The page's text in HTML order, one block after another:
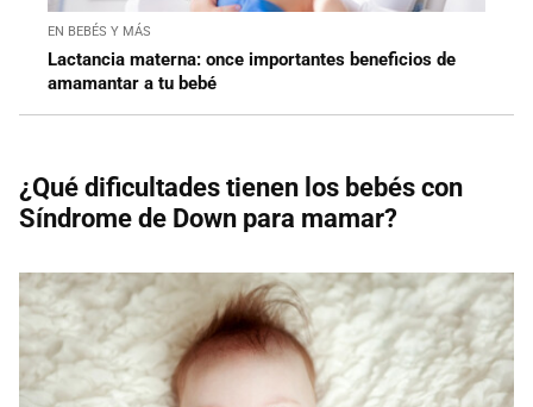
EN BEBÉS Y MÁS
Lactancia materna: once importantes beneficios de
amamantar a tu bebé
¿Qué dificultades tienen los bebés con
Síndrome de Down para mamar?